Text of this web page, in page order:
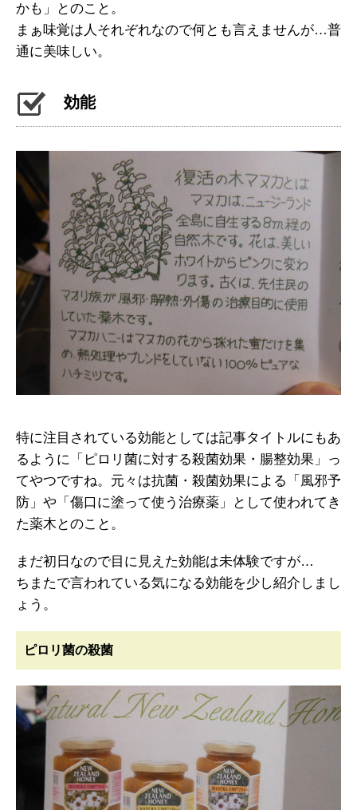
かも」とのこと。
まぁ味覚は人それぞれなので何とも言えませんが…普
通に美味しい。
効能
特に注目されている効能としては記事タイトルにもあ
るように「ピロリ菌に対する殺菌効果・腸整効果」っ
てやつですね。元々は抗菌・殺菌効果による「風邪予
防」や「傷口に塗って使う治療薬」として使われてき
た薬木とのこと。
まだ初日なので目に見えた効能は未体験ですが…
ちまたで言われている気になる効能を少し紹介しまし
ょう。
ピロリ菌の殺菌